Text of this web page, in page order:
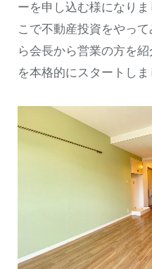
ーを申し込む様になり
こで不動産投資をやっ
ら会長から営業の方を
を本格的にスタートしま